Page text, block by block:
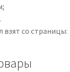
со страницы: